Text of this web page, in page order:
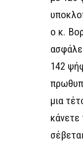
ο κ.
142
μια
κάνετε